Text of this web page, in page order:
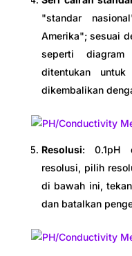
"standar
Amerika"; sesuai
seperti
ditentukan untuk
dikembalikan
Resolusi: 0.1pH
resolusi, pilih
di bawah ini,
dan batalkan